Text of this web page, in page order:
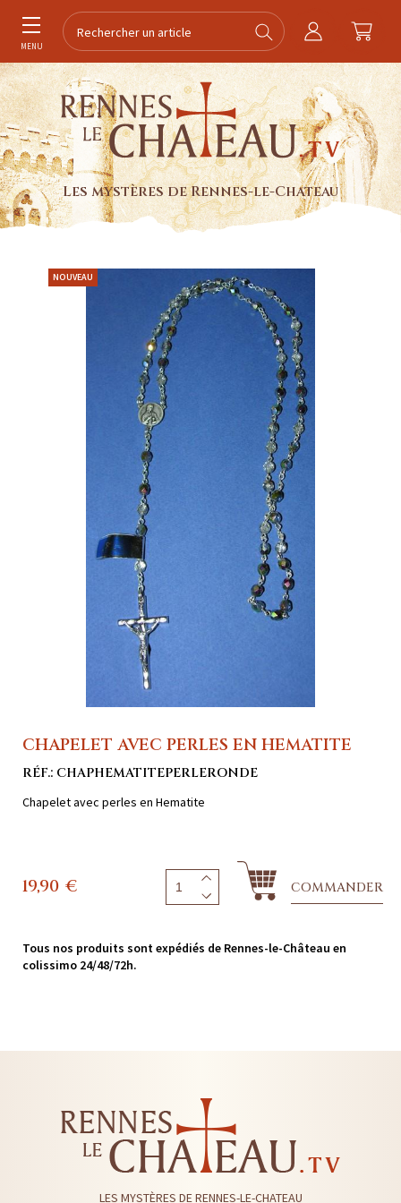
MENU
Les mystères de Rennes-le-Chateau
NOUVEAU
CHAPELET AVEC PERLES EN HEMATITE
RÉF.: CHAPHEMATITEPERLERONDE
Chapelet avec perles en Hematite
19,90 € COMMANDER
Tous nos produits sont expédiés de Rennes-le-Château en
colissimo 24/48/72h.
LES MYSTÈRES DE RENNES-LE-CHATEAU